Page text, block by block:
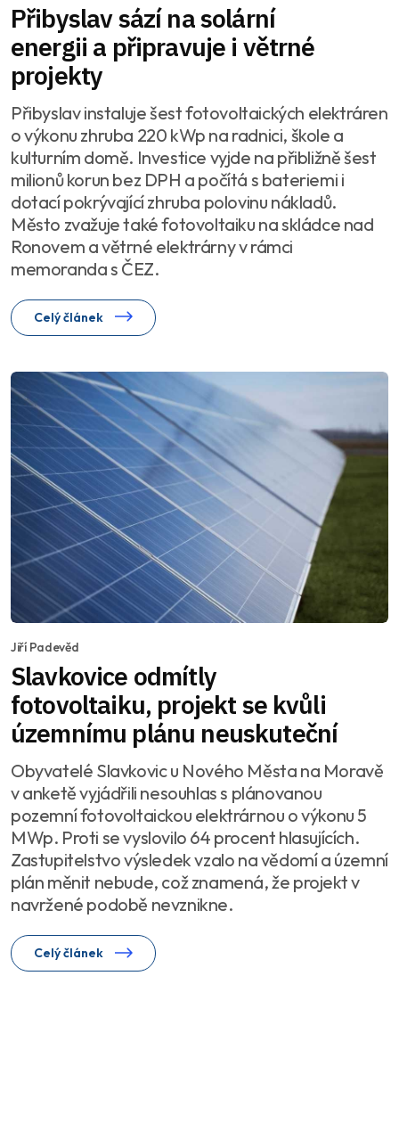
Přibyslav sází na solární
energii a připravuje i větrné
projekty
Přibyslav instaluje šest fotovoltaických elektráren
o výkonu zhruba 220 kWp na radnici, škole a
kulturním domě. Investice vyjde na přibližně šest
milionů korun bez DPH a počítá s bateriemi i
dotací pokrývající zhruba polovinu nákladů.
Město zvažuje také fotovoltaiku na skládce nad
Ronovem a větrné elektrárny v rámci
memoranda s ČEZ.
Celý článek
Jiří Padevěd
Slavkovice odmítly
fotovoltaiku, projekt se kvůli
územnímu plánu neuskuteční
Obyvatelé Slavkovic u Nového Města na Moravě
v anketě vyjádřili nesouhlas s plánovanou
pozemní fotovoltaickou elektrárnou o výkonu 5
MWp. Proti se vyslovilo 64 procent hlasujících.
Zastupitelstvo výsledek vzalo na vědomí a územní
plán měnit nebude, což znamená, že projekt v
navržené podobě nevznikne.
Celý článek